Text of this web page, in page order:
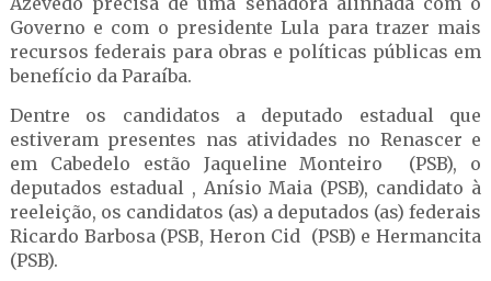
Governo e com o presidente Lula para trazer mais
recursos federais para obras e políticas públicas em
benefício da Paraíba.
Dentre os candidatos a deputado estadual que
estiveram presentes nas atividades no Renascer e
em Cabedelo estão Jaqueline Monteiro (PSB), o
deputados estadual , Anísio Maia (PSB), candidato à
reeleição, os candidatos (as) a deputados (as) federais
Ricardo Barbosa (PSB, Heron Cid (PSB) e Hermancita
(PSB).